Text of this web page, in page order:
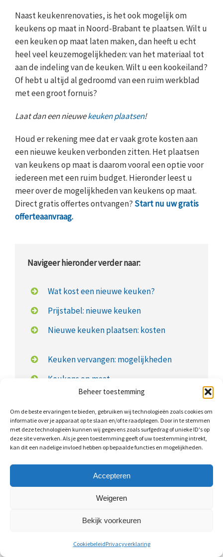
Beheer toestemming
Om de beste ervaringen te bieden, gebruiken wij technologieën zoals cookies om
informatie over je apparaat op te slaan en/of te raadplegen. Door in te stemmen
met deze technologieën kunnen wij gegevens zoals surfgedrag of unieke ID's op
deze site verwerken. Als je geen toestemming geeft of uw toestemming intrekt,
kan dit een nadelige invloed hebben op bepaalde functies en mogelijkheden.
Accepteren
Weigeren
Bekijk voorkeuren
CookiebeleidPrivacyverklaring
Naast keukenrenovaties, is het ook mogelijk om
keukens op maat in Noord-Brabant te plaatsen. Wilt u
een keuken op maat laten maken, dan heeft u echt
heel veel keuzemogelijkheden: van het materiaal tot
aan de indeling van de keuken. Wilt u een kookeiland?
Of hebt u altijd al gedroomd van een ruim werkblad
met een groot fornuis?
Laat dan een nieuwekeuken plaatsen!
Houd er rekening mee dat er vaak grote kosten aan
een nieuwe keuken verbonden zitten. Het plaatsen
van keukens op maat is daarom vooral een optie voor
iedereen met een ruim budget. Hieronder leest u
meer over de mogelijkheden van keukens op maat.
Direct gratis offertes ontvangen? Start nu uw gratis
offerteaanvraag.
Navigeer hieronder verder naar:
Wat kost een nieuwe keuken?
Prijstabel: nieuwe keuken
Nieuwe keuken plaatsen: kosten
Keuken vervangen: mogelijkheden
Keukens op maat
Een keukenrenovatie is al uit te voeren vanaf€350,-.
Keukens op maat zijn iets duurder. Voor een
€3.000,- tot €5.500,-. Hierbij gaat het om een
keukenapparatuur.